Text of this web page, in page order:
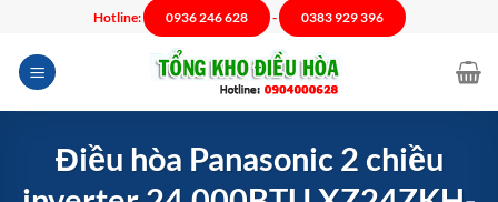
nội
dung
Hotline: 0936 246 628 - 0383 929 396
Điều hòa Panasonic 2 chiều